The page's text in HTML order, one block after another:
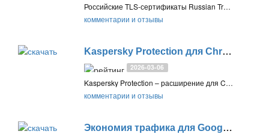
Российские TLS-сертификаты Russian Trusted Root CA необходимы для защищённого доступа к российским сайтам и онлайн-сервисам, их корректной работы и шифрования трафика между сайтом и браузером
комментарии и отзывы
Kaspersky Protection для Chrome и Firefox
2026-03-06
Kaspersky Protection – расширение для Chrome, Firefox и браузеров на базе Chromium, работающее совместно с Антивирусом Касперского. Включает функции плагинов Защита от сбора данных, Безопасные платежи, Виртуальная клавиатура, Веб-антивирус и Анти-Баннер
комментарии и отзывы
Экономия трафика для Google Chrome